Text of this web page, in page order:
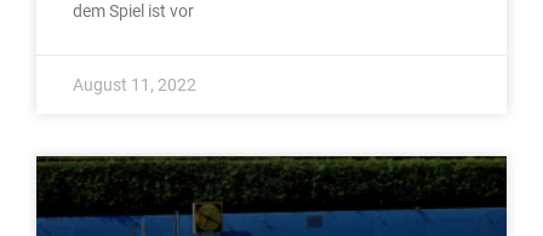
dem Spiel ist vor
August 11, 2022